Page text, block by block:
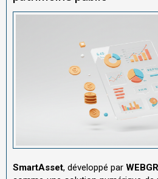
SmartAsset, développé par